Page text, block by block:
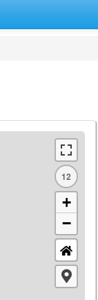
12
+
−